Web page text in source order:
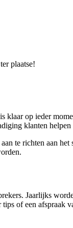
plaatse!
klaar op ieder
klanten
te richten aan
Jaarlijks
of een afspraak